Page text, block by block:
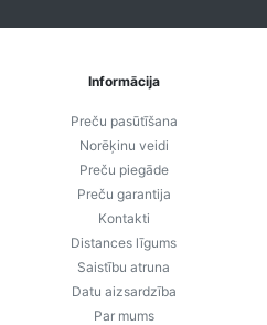
Informācija
Preču pasūtīšana
Norēķinu veidi
Preču piegāde
Preču garantija
Kontakti
Distances līgums
Saistību atruna
Datu aizsardzība
Par mums